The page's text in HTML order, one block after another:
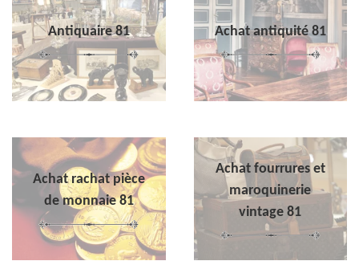
Antiquaire 81 Achat antiquité 81
Achat rachat pièce
de monnaie 81
Achat fourrures et
maroquinerie
vintage 81